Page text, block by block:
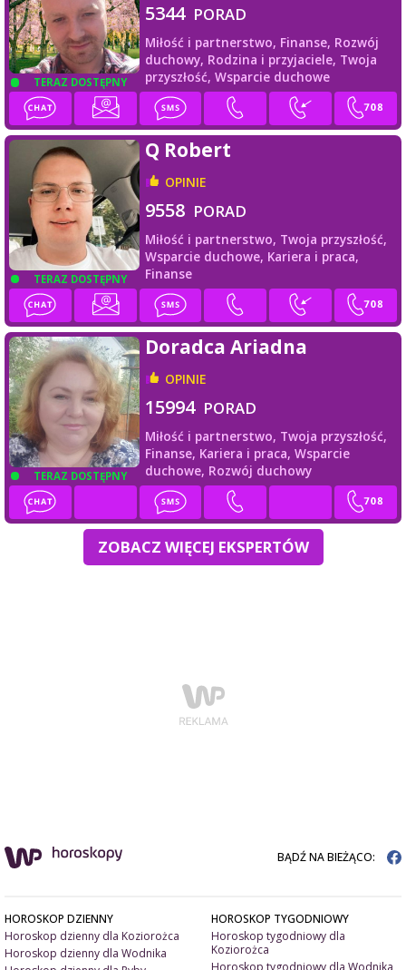
TERAZ DOSTĘPNY
5344 PORAD
Miłość i partnerstwo, Finanse, Rozwój
duchowy, Rodzina i przyjaciele, Twoja
przyszłość, Wsparcie duchowe
TERAZ DOSTĘPNY
Q Robert
OPINIE
9558 PORAD
Miłość i partnerstwo, Twoja przyszłość,
Wsparcie duchowe, Kariera i praca,
Finanse
TERAZ DOSTĘPNY
Doradca Ariadna
OPINIE
15994 PORAD
Miłość i partnerstwo, Twoja przyszłość,
Finanse, Kariera i praca, Wsparcie
duchowe, Rozwój duchowy
ZOBACZ WIĘCEJ EKSPERTÓW
BĄDŹ NA BIEŻĄCO:
HOROSKOP DZIENNY
Horoskop dzienny dla Koziorożca
Horoskop dzienny dla Wodnika
HOROSKOP TYGODNIOWY
Horoskop tygodniowy dla
Koziorożca
Horoskop tygodniowy dla Wodnika